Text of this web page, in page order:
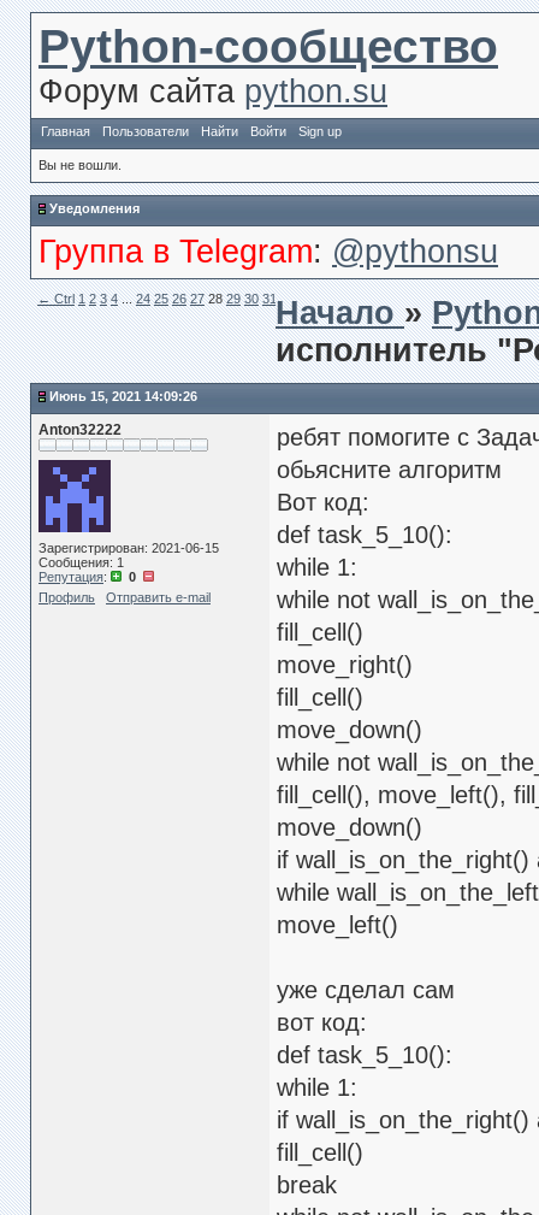
Python-сообщество
Форум сайта python.su
Главная Пользователи Найти Войти Sign up
Вы не вошли.
Уведомления
Группа в Telegram: @pythonsu
← Сtrl 1 2 3 4...24 25 26 27 28 29 30 31 Ctrl →
Начало»
исполнитель
Июнь 15, 2021 14:09:26
Anton32222
Зарегистрирован: 2021-06-15
Сообщения: 1
Репутация:
0
Профиль
Отправить e-mail
ребят помогите с
обьясните алгоритм
Вот код:
def task_5_10():
while 1:
while not
fill_cell()
move_right()
fill_cell()
move_down()
while not
fill_cell(), move_left(),
move_down()
if
while
move_left()
уже сделал сам
вот код:
def task_5_10():
while 1:
if
fill_cell()
break